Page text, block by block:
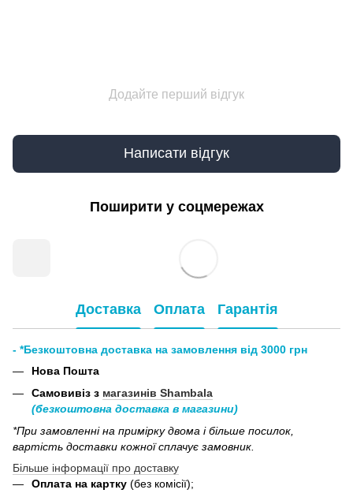
Додайте перший відгук
Написати відгук
Поширити у соцмережах
Доставка Оплата Гарантія
- *Безкоштовна доставка на замовлення від 3000 грн
Нова Пошта
Самовивіз з магазинів Shambala
(безкоштовна доставка в магазини)
*При замовленні на примірку двома і більше посилок,
вартість доставки кожної сплачує замовник.
Більше інформації про доставку
Оплата на картку (без комісії);